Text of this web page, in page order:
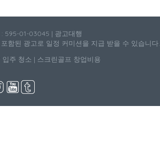
595-01-03045 | 광고대행
함된 광고로 일정 커미션을 지급 받을 수 있습니다
입주 청소 | 스크린골프 창업비용